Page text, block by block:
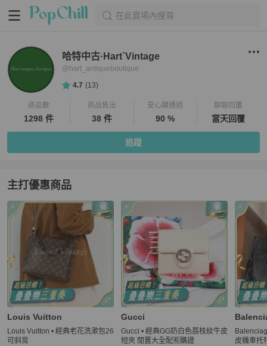
在此賣場內搜尋
哈特中古·Hart`Vintage
@ hart_antiqueboutique
4.7 (13)
商品數
1298 件
商品售出
38 件
安心購通過
90 %
聊聊回覆
當天回覆
追蹤
主打優惠商品
Louis Vuitton
Louis Vuitton • 經典老花洗漱包26
可斜背
Gucci
Gucci • 經典GG奶白色荔枝紋牛皮
短夾 閒置大全配🈶購證
皮機車托